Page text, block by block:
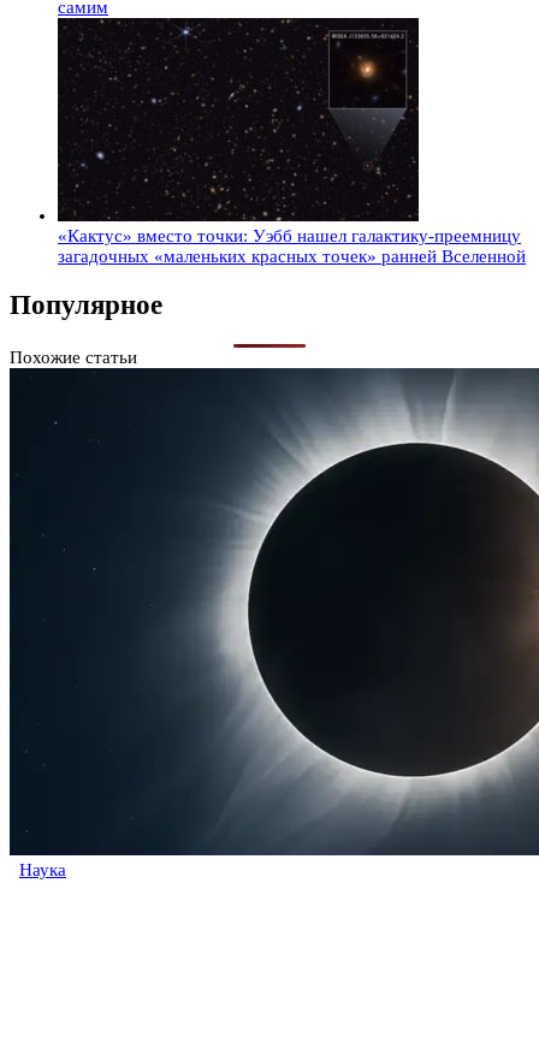
самим
«Кактус» вместо точки: Уэбб нашел галактику-преемницу
загадочных «маленьких красных точек» ранней Вселенной
Популярное
Похожие статьи
Наука